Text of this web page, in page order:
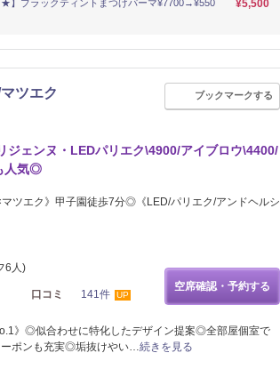
★】ブラックティントまつげパーマ¥7700→¥550
¥5,500
ツエク ブックマークする
ジェンヌ・LEDパリエク\4900/アイブロウ\4400/
人気◎
マツエク》甲子園徒歩7分◎《LED/パリエク/アンドヘルシ
6人)
口コミ 141件 UP
空席確認・予約する
》◎似合わせに特化したデザイン提案◎全部屋個室で
ーポンも充実◎垢抜けやい…続きを見る